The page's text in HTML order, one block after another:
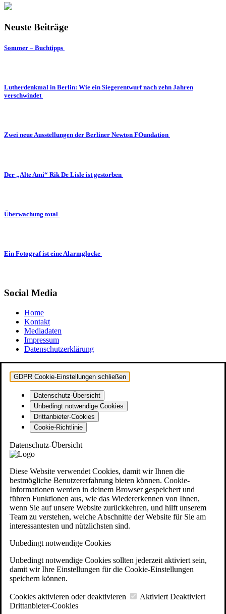
Neuste Beiträge
Sommer – Buchtipps
Lutherdenkmal in Berlin: Wie ein Siegerentwurf nach zehn Jahren
verschwindet
Zwei neue Ausstellungen der Berliner Newton FOundation
Der „Alte Ami“ Rik De Lisle ist gestorben
Überwachung total
Ein Fotograf ist eine Alarmglocke
Social Media
Home
Kontakt
Mediadaten
Impressum
Datenschutzerklärung
GDPR Cookie-Einstellungen schließen
Datenschutz-Übersicht
Unbedingt notwendige Cookies
Drittanbieter-Cookies
Cookie-Richtlinie
Datenschutz-Übersicht
Diese Website verwendet Cookies, damit wir Ihnen die
bestmögliche Benutzererfahrung bieten können. Cookie-
Informationen werden in deinem Browser gespeichert und
führen Funktionen aus, wie das Wiedererkennen von Ihnen,
wenn Sie auf unsere Website zurückkehren, und hilft unserem
Team zu verstehen, welche Abschnitte der Website für Sie am
interessantesten und nützlichsten sind.
Unbedingt notwendige Cookies
Unbedingt notwendige Cookies sollten jederzeit aktiviert sein,
damit wir Ihre Einstellungen für die Cookie-Einstellungen
speichern können.
Cookies aktivieren oder deaktivieren Aktiviert Deaktiviert
Drittanbieter-Cookies